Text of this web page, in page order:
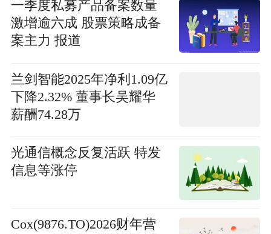
一季度私募产品备案数量
激增逾六成 股票策略成备
案主力 报道
兰剑智能2025年净利1.09亿
下降2.32% 董事长吴耀华
薪酬74.28万
光通信概念反复活跃 特发
信息等涨停
Cox(9876.TO)2026财年营